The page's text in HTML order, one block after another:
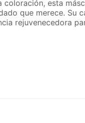
esta
que merece. Su
rejuvenecedora